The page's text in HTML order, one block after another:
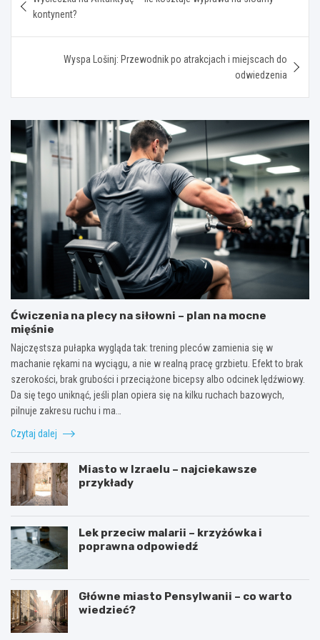
wpisu
kontynent?
Wyspa Lošinj: Przewodnik po atrakcjach i miejscach do
odwiedzenia
Ćwiczenia na plecy na siłowni – plan na mocne
mięśnie
Najczęstsza pułapka wygląda tak: trening pleców zamienia się w
machanie rękami na wyciągu, a nie w realną pracę grzbietu. Efekt to brak
szerokości, brak grubości i przeciążone bicepsy albo odcinek lędźwiowy.
Da się tego uniknąć, jeśli plan opiera się na kilku ruchach bazowych,
pilnuje zakresu ruchu i ma…
Czytaj dalej
Miasto w Izraelu – najciekawsze
przykłady
Lek przeciw malarii – krzyżówka i
poprawna odpowiedź
Główne miasto Pensylwanii – co warto
wiedzieć?